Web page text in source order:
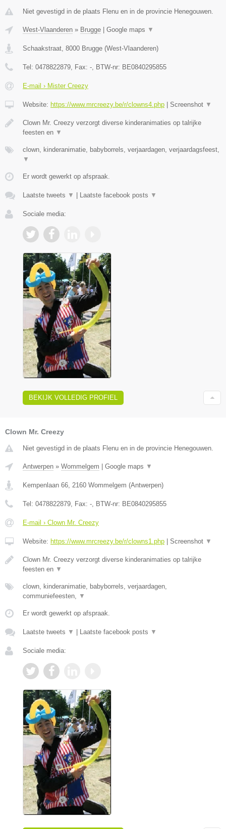
Niet gevestigd in de plaats Flenu en in de provincie Henegouwen.
West-Vlaanderen » Brugge Google maps ▼
Schaakstraat, 8000 Brugge (West-Vlaanderen)
Tel: 0478822879, Fax: -, BTW-nr: BE0840295855
E-mail › Mister Creezy
Website: https://www.mrcreezy.be/r/clowns4.php Screenshot ▼
Clown Mr. Creezy verzorgt diverse kinderanimaties op talrijke
feesten en ▼
clown, kinderanimatie, babyborrels, verjaardagen, verjaardagsfeest,
▼
Er wordt gewerkt op afspraak.
Laatste tweets ▼ Laatste facebook posts ▼
Sociale media:
BEKIJK VOLLEDIG PROFIEL
Clown Mr. Creezy
Niet gevestigd in de plaats Flenu en in de provincie Henegouwen.
Antwerpen » Wommelgem Google maps ▼
Kempenlaan 66, 2160 Wommelgem (Antwerpen)
Tel: 0478822879, Fax: -, BTW-nr: BE0840295855
E-mail › Clown Mr. Creezy
Website: https://www.mrcreezy.be/r/clowns1.php Screenshot ▼
Clown Mr. Creezy verzorgt diverse kinderanimaties op talrijke
feesten en ▼
clown, kinderanimatie, babyborrels, verjaardagen,
communiefeesten, ▼
Er wordt gewerkt op afspraak.
Laatste tweets ▼ Laatste facebook posts ▼
Sociale media: